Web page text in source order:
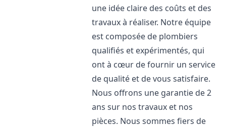
une idée claire des coûts et des
travaux à réaliser. Notre équipe
est composée de plombiers
qualifiés et expérimentés, qui
ont à cœur de fournir un service
de qualité et de vous satisfaire.
Nous offrons une garantie de 2
ans sur nos travaux et nos
pièces. Nous sommes fiers de